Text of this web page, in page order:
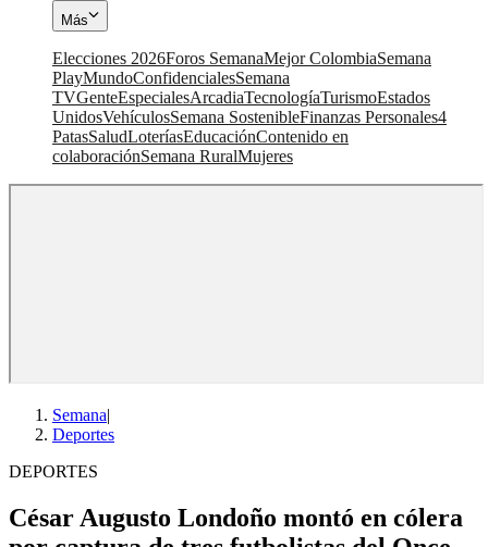
Más
Elecciones 2026Foros SemanaMejor ColombiaSemana
PlayMundoConfidencialesSemana
TVGenteEspecialesArcadiaTecnologíaTurismoEstados
UnidosVehículosSemana SostenibleFinanzas Personales4
PatasSaludLoteríasEducaciónContenido en
colaboraciónSemana RuralMujeres
Semana|
Deportes
DEPORTES
César Augusto Londoño montó en cólera